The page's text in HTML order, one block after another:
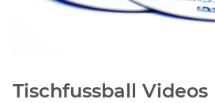
Tischfussball Videos